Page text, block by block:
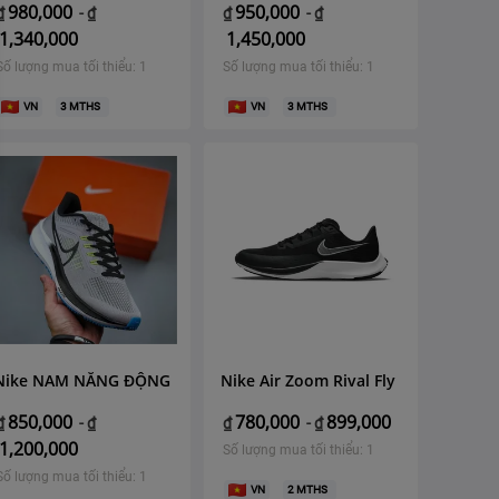
980,000 -₫
1,340,000
lượng mua tối thiểu: 1
VN 3 MTHS
₫ 950,000 -₫
1,450,000
Số lượng mua tối thiểu: 1
VN 3 MTHS
NAM NĂNG ĐỘNG
850,000 -₫
1,200,000
lượng mua tối thiểu: 1
Nike Air Zoom Rival Fly
₫ 780,000 -₫ 899,000
Số lượng mua tối thiểu: 1
VN 2 MTHS